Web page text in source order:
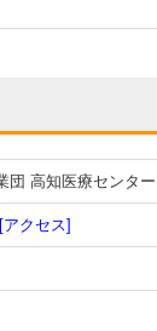
団 高知医療センター
[アクセス]